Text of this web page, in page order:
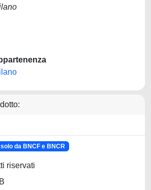
da BNCF e BNCR
riservati